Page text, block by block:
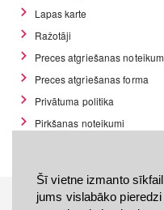
Šī vietne izmanto
jums vislabāko
Lapas karte
Ražotāji
Preces atgriešanas
Preces atgriešanas forma
Privātuma politika
Pirkšanas noteikumi
Visas tiesības rezervētas.